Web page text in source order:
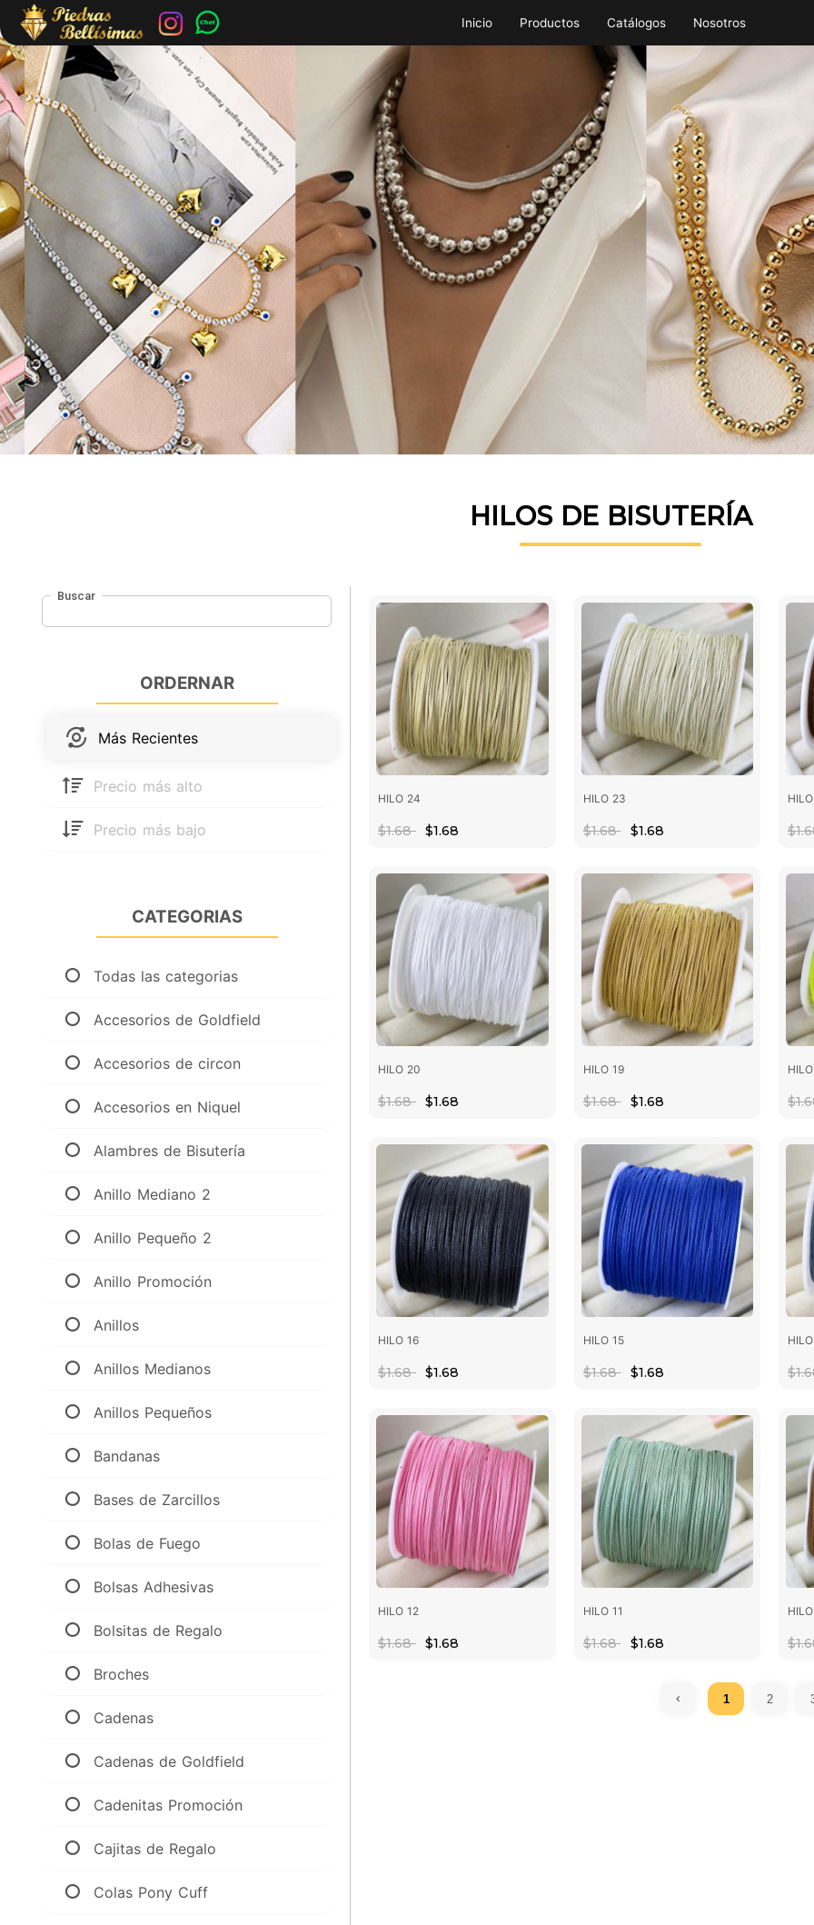
Inicio Productos Catálogos Nosotros
HILOS DE BISUTERÍA
Buscar
ORDERNAR
Más Recientes
Precio más alto
Precio más bajo
CATEGORIAS
Todas las categorias
Accesorios de Goldfield
Accesorios de circon
Accesorios en Niquel
Alambres de Bisutería
Anillo Mediano 2
Anillo Pequeño 2
Anillo Promoción
Anillos
Anillos Medianos
Anillos Pequeños
Bandanas
Bases de Zarcillos
Bolas de Fuego
Bolsas Adhesivas
Bolsitas de Regalo
Broches
Cadenas
Cadenas de Goldfield
Cadenitas Promoción
Cajitas de Regalo
Colas Pony Cuff
HILO 24
$1.68 $1.68
HILO 23
$1.68 $1.68
HILO 20
$1.68 $1.68
HILO 19
$1.68 $1.68
HILO 16
$1.68 $1.68
HILO 15
$1.68 $1.68
HILO 12
$1.68 $1.68
HILO 11
$1.68 $1.68
1 2